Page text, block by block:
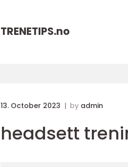
TRENETIPS.no
13. October 2023 by admin
headsett